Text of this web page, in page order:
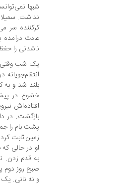
شبها
نداشت.
کرکننده سر
عادت
ناشدنی را
یک شب وقتی
بلند شد و
خشوع در
افتاده‌اش
بازگشت. در
پشت بام را
زمین ثابت
او در حالی
به قدم زدن.
صبح روز دوم
و نه نانی.